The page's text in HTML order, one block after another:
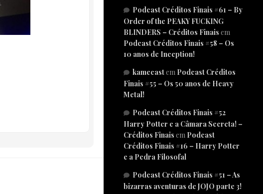
Podcast Créditos Finais #61 – By
Order of the PEAKY FUCKING
BLINDERS – Créditos Finais em
Podcast Créditos Finais #58 – Os
10 anos de Inception!
kamecastem Podcast Créditos
Finais #55 – Os 50 anos de Heavy
Metal!
Podcast Créditos Finais #52
Harry Potter e a Câmara Secreta! –
Créditos Finais em Podcast
Créditos Finais #16 – Harry Potter
e a Pedra Filosofal
Podcast Créditos Finais #51 – As
bizarras aventuras de JOJO parte 3!